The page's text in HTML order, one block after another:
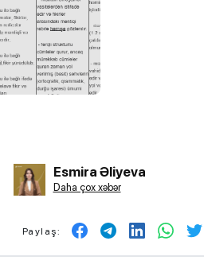
Esmira Əliyeva
Daha çox xəbər
Paylaş: